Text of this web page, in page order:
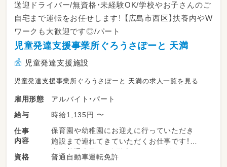
送迎ドライバー/無資格・未経験OK/学校やお子さんのご
自宅まで運転をお任せします！ 【広島市西区】扶養内やW
ワークも大歓迎です◎/パート
児童発達支援事業所ぐろうさぽーと 天満
児童発達支援施設
児童発達支援事業所ぐろうさぽーと 天満の求人一覧を見る
雇用形態
アルバイト・パート
給与
時給1,135円 〜
仕事
内容
保育園や幼稚園にお迎えに行っていただき
施設まで連れてきていただくお仕事です！
車は普通車又はK自動車になります！
また、職員の方が1名乗車して下さるので経験が
資格
普通自動車運転免許